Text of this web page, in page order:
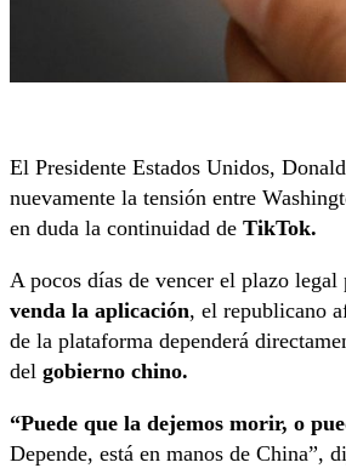
El Presidente Estados Unidos,
nuevamente la tensión entre
en duda la continuidad de TikTok.
A pocos días de vencer el plazo legal
venda la aplicación, el republicano
de la plataforma dependerá
del gobierno chino.
“Puede que la dejemos morir, o
Depende, está en manos de China”,